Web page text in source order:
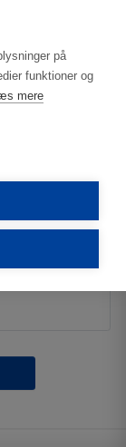
på
funktioner og
mere